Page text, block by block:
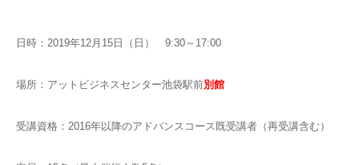
日時：2019年12月15日（日） 9:30～17:00
場所：アットビジネスセンター池袋駅前別館
受講資格：2016年以降のアドバンスコース既受講者（再受講含む）